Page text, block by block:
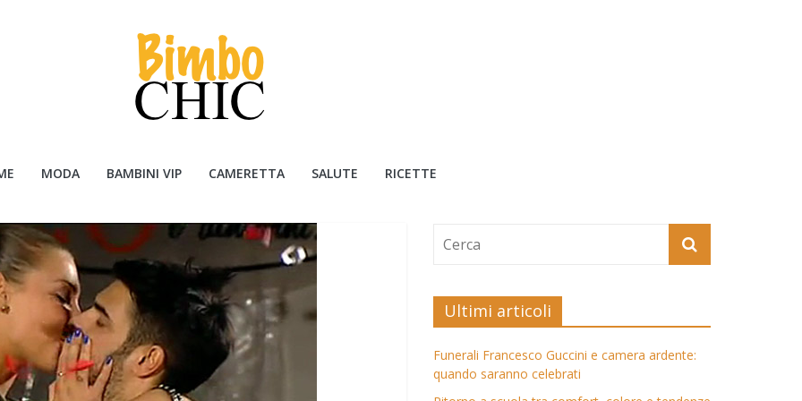
MODA BAMBINI VIP CAMERETTA SALUTE RICETTE
Ultimi articoli
Funerali Francesco Guccini e camera ardente:
quando saranno celebrati